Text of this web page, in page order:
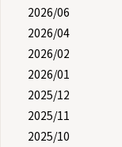
2026/06
2026/04
2026/02
2026/01
2025/12
2025/11
2025/10